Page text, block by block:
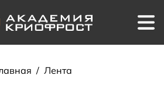
/ Лента